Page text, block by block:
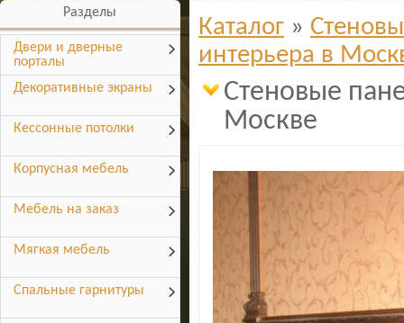
Разделы
Двери и дверные
порталы
Декоративные экраны
Кессонные потолки
Корпусная мебель
Мебель на заказ
Мягкая мебель
Спальные гарнитуры
Каталог »
интерьера в
Стеновые
Москве